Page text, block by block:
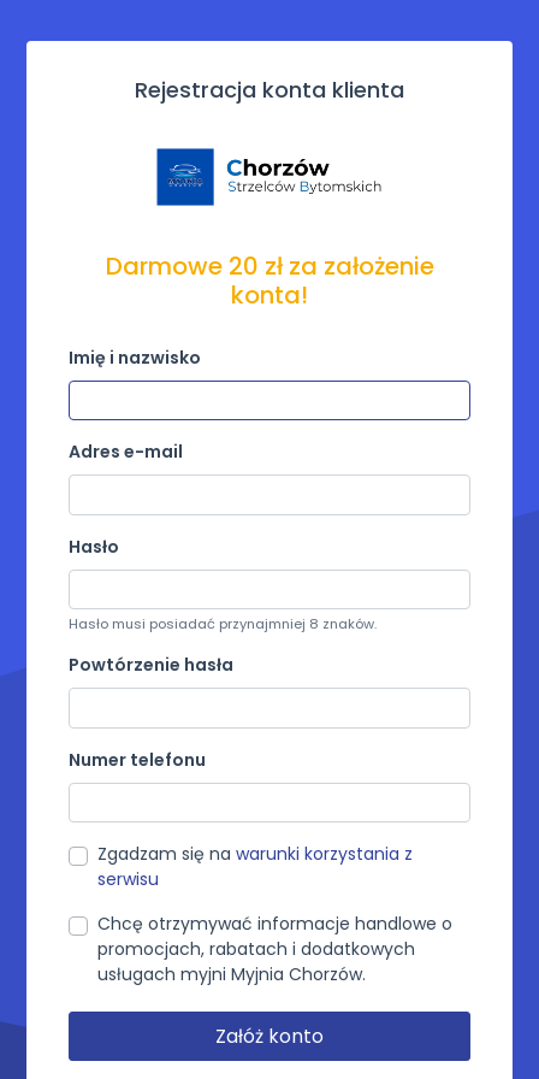
Rejestracja konta klienta
Darmowe 20 zł za założenie
konta!
Imię i nazwisko
Adres e-mail
Hasło
Hasło musi posiadać przynajmniej 8 znaków.
Powtórzenie hasła
Numer telefonu
Zgadzam się nawarunki korzystania z
serwisu
Chcę otrzymywać informacje handlowe o
promocjach, rabatach i dodatkowych
usługach myjni Myjnia Chorzów.
Załóż konto